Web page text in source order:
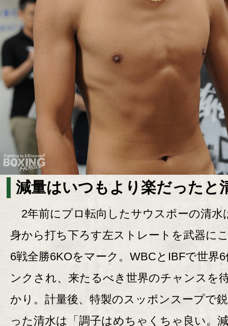
減量はいつもより楽だったと
2年前にプロ転向したサウスポーの清水
身から打ち下ろす左ストレートを武器に
6戦全勝6KOをマーク。WBCとIBFで世界
ンクされ、来たるべき世界のチャンスを
かり。計量後、特製のスッポンスープで
った清水は「調子はめちゃくちゃ良い。